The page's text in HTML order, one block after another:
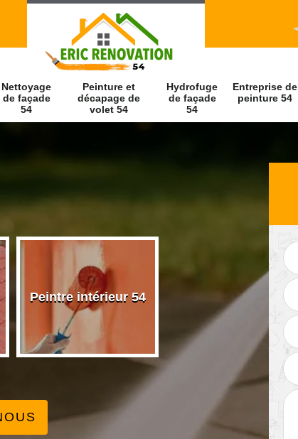
Nettoyage
de façade
54
Peinture et
décapage de
volet 54
Hydrofuge
de façade
54
Entreprise de
peinture 54
Peintre intérieur 54
Nettoyage de
façade 54